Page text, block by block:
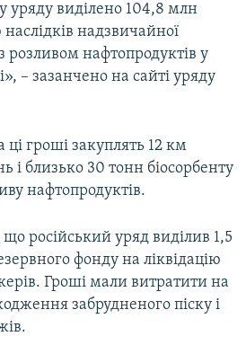
уряду виділено 104,8 млн
наслідків надзвичайної
розливом нафтопродуктів у
– зазанчено на сайті уряду
ці гроші закуплять 12 км
і близько 30 тонн біосорбенту
нафтопродуктів.
російський уряд виділив 1,5
фонду на ліквідацію
Гроші мали витратити на
забрудненого піску і